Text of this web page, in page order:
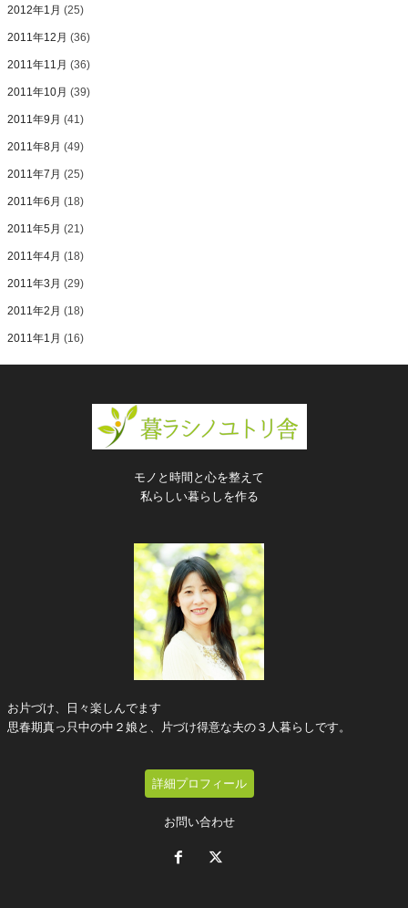
2012年1月 (25)
2011年12月 (36)
2011年11月 (36)
2011年10月 (39)
2011年9月 (41)
2011年8月 (49)
2011年7月 (25)
2011年6月 (18)
2011年5月 (21)
2011年4月 (18)
2011年3月 (29)
2011年2月 (18)
2011年1月 (16)
モノと時間と心を整えて
私らしい暮らしを作る
お片づけ、日々楽しんでます
思春期真っ只中の中２娘と、片づけ得意な夫の３人暮らしです。
詳細プロフィール
お問い合わせ